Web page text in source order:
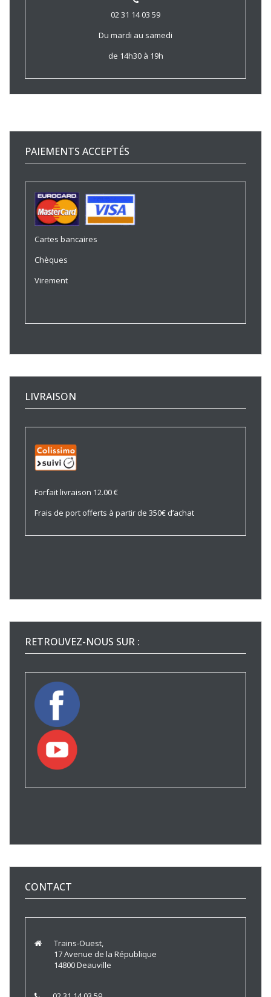
02 31 14 03 59
Du mardi au samedi
de 14h30 à 19h
PAIEMENTS ACCEPTÉS
Cartes bancaires
Chèques
Virement
LIVRAISON
Forfait livraison 12.00 €
Frais de port offerts à partir de 350€ d’achat
RETROUVEZ-NOUS SUR :
CONTACT
Trains-Ouest,
17 Avenue de la République
14800 Deauville